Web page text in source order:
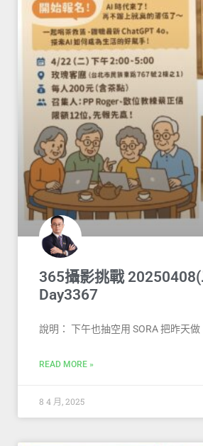
365攝影挑戰
Day3367
說明： 下午也抽空用 SORA 把昨天做
READ MORE »
8 4 月, 2025